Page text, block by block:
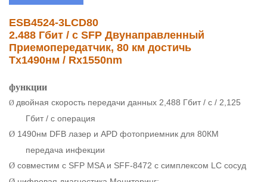
ESB4524-3LCD80
2.488 Гбит / с SFP Двунаправленный
Приемопередатчик, 80 км достичь
Tx1490нм / Rx1550nm
функции
Ø двойная скорость передачи данных 2,488 Гбит / с / 2,125
Гбит / с операция
Ø 1490нм DFB лазер и APD фотоприемник для 80КМ
передача инфекции
Ø совместим с SFP MSA и SFF-8472 с симплексом LC сосуд